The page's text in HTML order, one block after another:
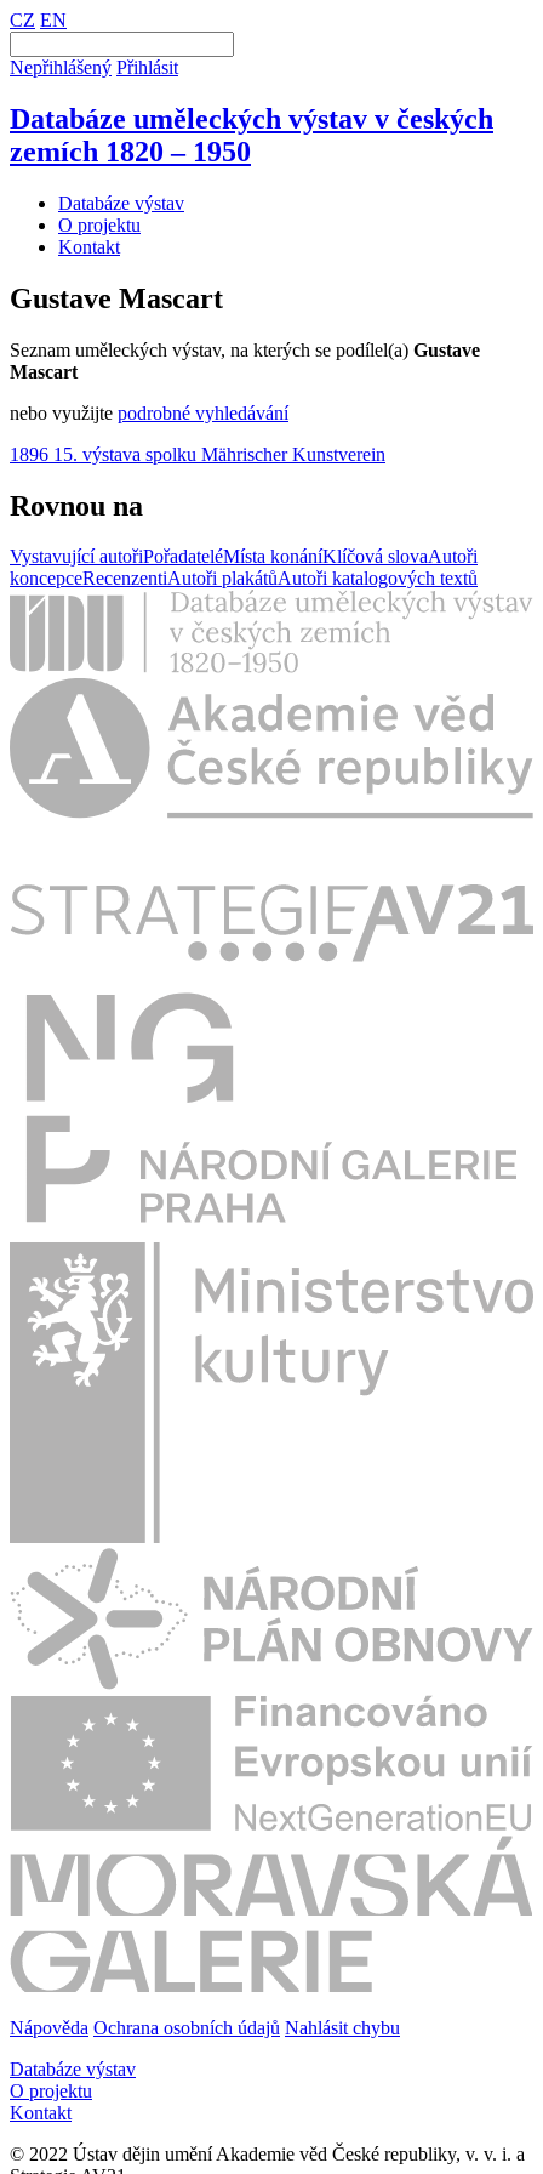
CZ EN
Nepřihlášený Přihlásit
Databáze uměleckých výstav v českých
zemích 1820 – 1950
Databáze výstav
O projektu
Kontakt
Gustave Mascart
Seznam uměleckých výstav, na kterých se podílel(a) Gustave
Mascart
nebo využijte podrobné vyhledávání
1896 15. výstava spolku Mährischer Kunstverein
Rovnou na
Vystavující autořiPořadateléMísta konáníKlíčová slovaAutoři
koncepceRecenzentiAutoři plakátůAutoři katalogových textů
Nápověda Ochrana osobních údajů Nahlásit chybu
Databáze výstav
O projektu
Kontakt
© 2022 Ústav dějin umění Akademie věd České republiky, v. v. i. a